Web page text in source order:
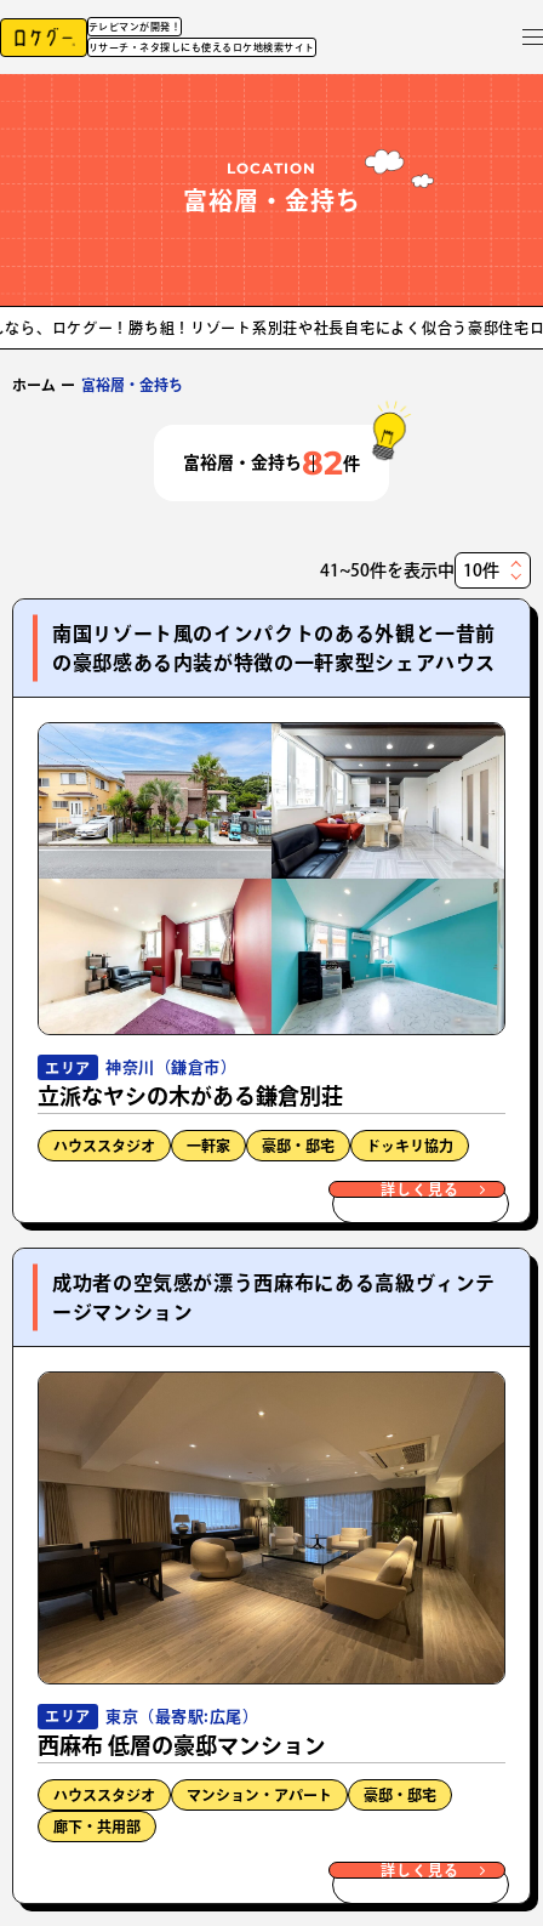
テレビマンが開発！
リサーチ・ネタ探しにも使えるロケ地検索サイト
LOCATION
富裕層・金持ち
ー！勝ち組！リゾート系別荘や社長自宅によく似合う豪邸住宅ロケ地まとめ
ホーム ー 富裕層・金持ち
富裕層・金持ち 82件
41~50件を表示中
表
件
数
南国リゾート風のインパクトのある外観と一昔前
の豪邸感ある内装が特徴の一軒家型シェアハウス
エリア 神奈川（鎌倉市）
立派なヤシの木がある鎌倉別荘
ハウススタジオ 一軒家 豪邸・邸宅 ドッキリ協力
詳しく見る
成功者の空気感が漂う西麻布にある高級ヴィンテ
ージマンション
エリア 東京（最寄駅:広尾）
西麻布 低層の豪邸マンション
ハウススタジオ マンション・アパート 豪邸・邸宅
廊下・共用部
詳しく見る